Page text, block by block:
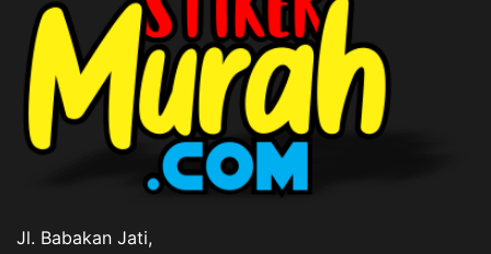
Jl. Babakan Jati,